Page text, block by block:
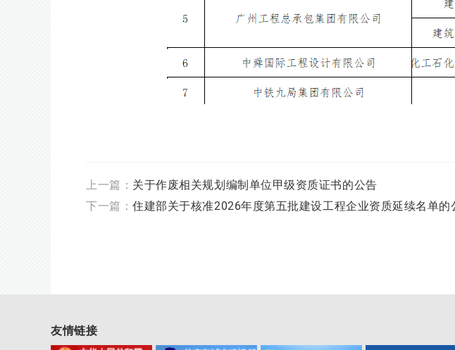
上一篇： 关于作废相关规划编制单位甲级资质证书的公告
下一篇：住建部关于核准2026年度第五批建设工程企业资质延续名单的
友情链接